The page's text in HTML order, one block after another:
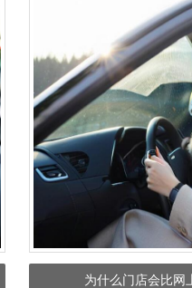
为什么门店会比网